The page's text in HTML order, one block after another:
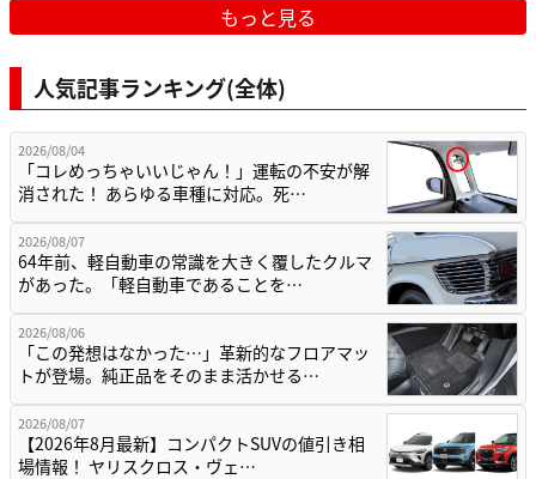
もっと見る
人気記事ランキング(全体)
2026/08/04
「コレめっちゃいいじゃん！」運転の不安が解
消された！ あらゆる車種に対応。死…
2026/08/07
64年前、軽自動車の常識を大きく覆したクルマ
があった。「軽自動車であることを…
2026/08/06
「この発想はなかった…」革新的なフロアマッ
トが登場。純正品をそのまま活かせる…
2026/08/07
【2026年8月最新】コンパクトSUVの値引き相
場情報！ ヤリスクロス・ヴェ…